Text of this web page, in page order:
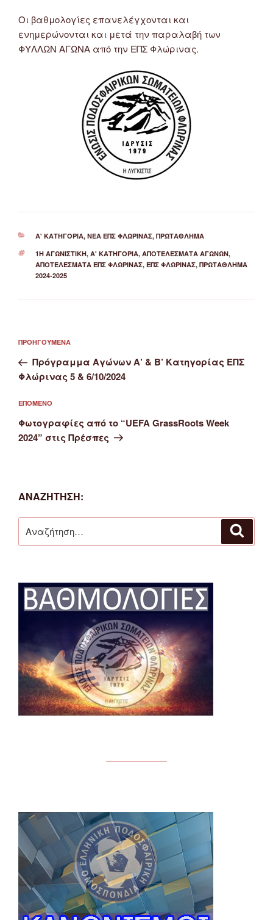
Οι βαθμολογίες επανελέγχονται και
ενημερώνονται και μετά την παραλαβή των
ΦΥΛΛΩΝ ΑΓΩΝΑ από την ΕΠΣ Φλώρινας.
ΚΑΤΗΓΟΡΊΕΣ
Α' ΚΑΤΗΓΟΡΊΑ, ΝΈΑ ΕΠΣ ΦΛΏΡΙΝΑΣ, ΠΡΩΤΆΘΛΗΜΑ
ΕΤΙΚΈΤΕΣ
1Η ΑΓΩΝΙΣΤΙΚΉ, Α' ΚΑΤΗΓΟΡΙΑ, ΑΠΟΤΕΛΈΣΜΑΤΑ ΑΓΏΝΩΝ,
ΑΠΟΤΕΛΈΣΜΑΤΑ ΕΠΣ ΦΛΏΡΙΝΑΣ, ΕΠΣ ΦΛΏΡΙΝΑΣ, ΠΡΩΤΆΘΛΗΜΑ
2024-2025
άρθρων
Προηγούμενο
άρθρο
ΠΡΟΗΓΟΎΜΕΝΑ
Πρόγραμμα Αγώνων Α’ & Β’ Κατηγορίας ΕΠΣ
Φλώρινας 5 & 6/10/2024
Επόμενο
άρθρο
ΕΠΌΜΕΝΟ
Φωτογραφίες από το “UEFA GrassRoots Week
2024” στις Πρέσπες
ΑΝΑΖΉΤΗΣΗ:
για: